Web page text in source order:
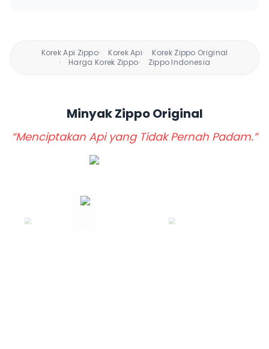
Korek Api Zippo• Korek Api• Korek Zippo Original
• Harga Korek Zippo• Zippo Indonesia
Minyak ZippoOriginal
“Menciptakan Api yang Tidak Pernah Padam.”